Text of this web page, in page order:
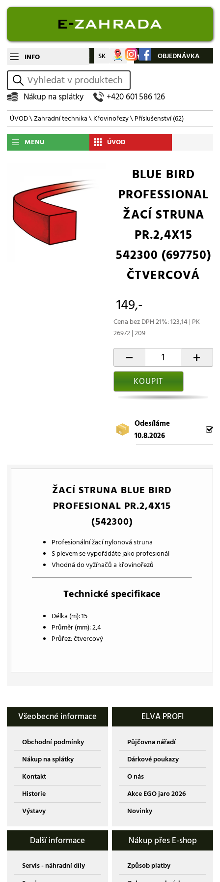
INFO CZ SK Můj účet OBJEDNÁVKA
vyhledat
Nákup na splátky +420 601 586 126
ÚVOD\Zahradní technika\Křovinořezy\Příslušenství(62)
MENU ÚVOD
BLUE BIRD
PROFESSIONAL
ŽACÍ STRUNA
PR.2,4X15
542300 (697750)
ČTVERCOVÁ
149,-
Cena bez DPH 21%: 123,14 | PK
26972 | 209
- +
KOUPIT
Odesíláme
10.8.2026
ŽACÍ STRUNA BLUE BIRD
PROFESIONAL PR.2,4X15
(542300)
Profesionální žací nylonová struna
S plevem se vypořádáte jako profesionál
Vhodná do vyžínačů a křovinořezů
Technické specifikace
Délka (m): 15
Průměr (mm): 2,4
Průřez: čtvercový
Všeobecné informace
Obchodní podmínky
Nákup na splátky
Kontakt
Historie
Výstavy
ELVA PROFI
Půjčovna nářadí
Dárkové poukazy
O nás
Akce EGO jaro 2026
Novinky
Další informace
Servis - náhradní díly
Nákup přes E-shop
Způsob platby